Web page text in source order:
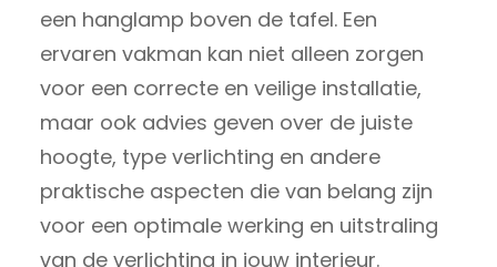
een hanglamp boven de tafel. Een
ervaren vakman kan niet alleen zorgen
voor een correcte en veilige installatie,
maar ook advies geven over de juiste
hoogte, type verlichting en andere
praktische aspecten die van belang zijn
voor een optimale werking en uitstraling
van de verlichting in jouw interieur.